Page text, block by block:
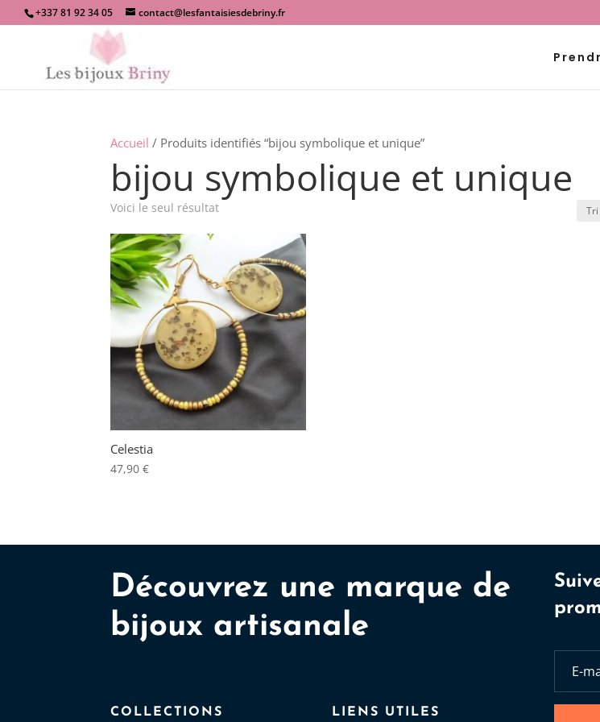
+337 81 92 34 05 contact@lesfantaisiesdebriny.fr
Accueil / Produits identifiés “bijou symbolique et unique”
bijou symbolique et unique
Voici le seul résultat
Celestia
47,90 €
Découvrez une marque de
bijoux artisanale
COLLECTIONS LIENS UTILES